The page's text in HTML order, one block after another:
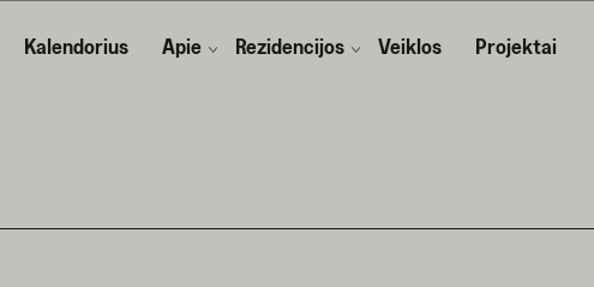
Kalendorius Apie Rezidencijos Veiklos Projektai